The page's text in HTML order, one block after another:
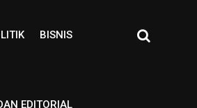
BISNIS
EDITORIAL